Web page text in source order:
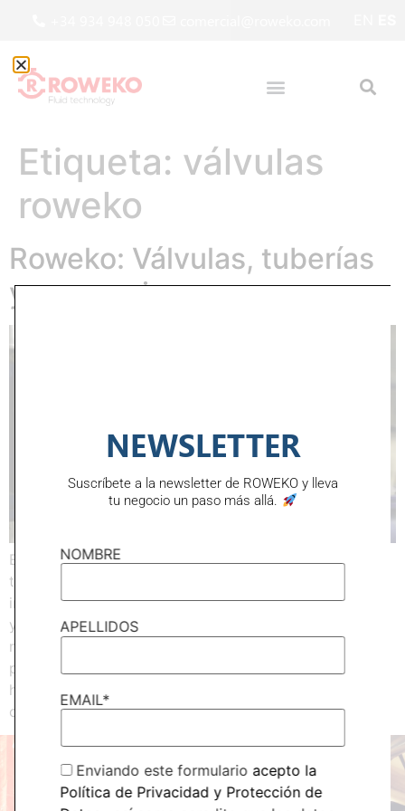
Etiqueta: válvulas
roweko
Roweko: Válvulas, tuberías
y accesorios
En Roweko somos especialistas en válvulas, tuberías y
todo tipo de accesorios, aislamientos, equipos de
instrumentación para el mantenimiento de instalaciones
y plantas industriales. También para la ejecución de
nuevos proyectos y facilitamos asesoramiento técnico
para conseguir industrias más eficientes, una labor que
hacemos desde hace más de 50 años. Disponemos de
clientes nacionales e […]
DESCUBRA CÓMO PODEMOS
NEWSLETTER
Suscríbete a la newsletter de ROWEKO y lleva
tu negocio un paso más allá.
NOMBRE
APELLIDOS
EMAIL*
Enviando este formulario acepto la
Política de Privacidad y Protección de